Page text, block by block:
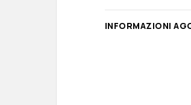
INFORMAZIONI